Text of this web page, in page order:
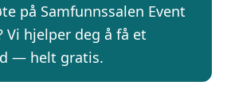
på Samfunnssalen Event
Vi hjelper deg å få et
— helt gratis.